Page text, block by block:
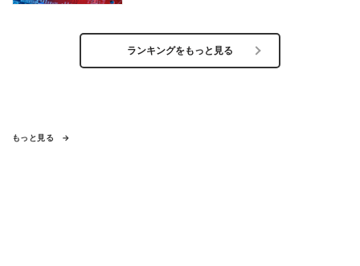
ランキングをもっと見る
もっと見る